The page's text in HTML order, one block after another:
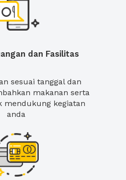
dan Fasilitas
sesuai tanggal dan
makanan serta
mendukung kegiatan
anda